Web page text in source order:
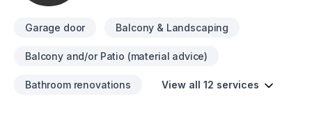
Garage door Balcony & Landscaping
Balcony and/or Patio (material advice)
Bathroom renovations View all 12 services